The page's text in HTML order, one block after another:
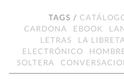
TAGS /
CARDONA
EBOOK
LETRAS
LA
ELECTRÓNICO
SOLTERA